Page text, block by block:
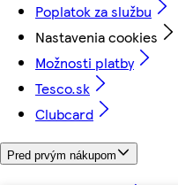
Poplatok za službu
Nastavenia cookies
Možnosti platby
Tesco.sk
Clubcard
Pred prvým nákupom